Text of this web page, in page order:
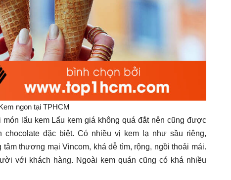
ngon tại TPHCM
lẩu kem Lẩu kem giá không quá đắt nên cũng được
chocolate đặc biệt. Có nhiều vị kem lạ như sầu riêng,
thương mại Vincom, khá dễ tìm, rộng, ngồi thoải mái.
với khách hàng. Ngoài kem quán cũng có khá nhiều